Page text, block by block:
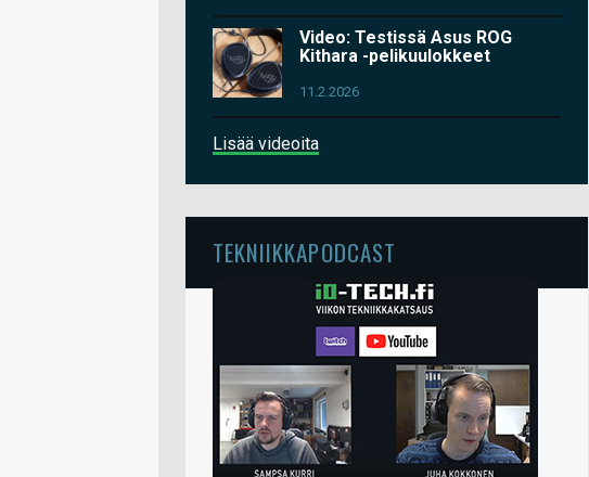
Video: Testissä Asus ROG
Kithara -pelikuulokkeet
11.2.2026
Lisää videoita
TEKNIIKKAPODCAST